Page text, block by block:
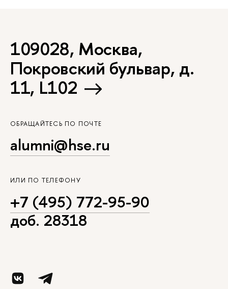
109028, Москва,
Покровский бульвар, д.
11, L102
ОБРАЩАЙТЕСЬ ПО ПОЧТЕ
alumni@hse.ru
ИЛИ ПО ТЕЛЕФОНУ
+7 (495) 772-95-90
доб. 28318